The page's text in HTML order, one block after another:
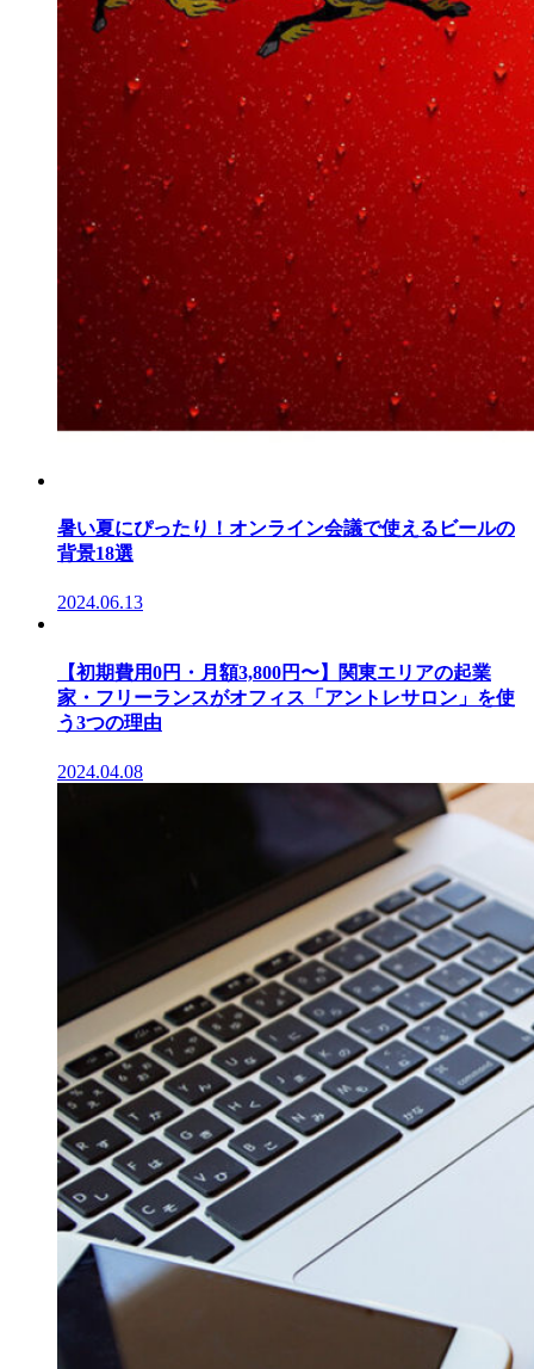
暑い夏にぴったり！オンライン会議で使えるビールの
背景18選
2024.06.13
【初期費用0円・月額3,800円〜】関東エリアの起業
家・フリーランスがオフィス「アントレサロン」を使
う3つの理由
2024.04.08